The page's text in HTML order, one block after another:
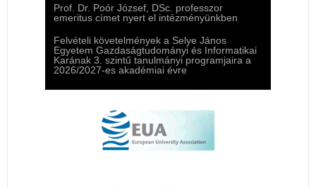
Prof. Dr. Poór József, DSc. professzor
emeritus címet nyert el intézményünkben
Felvételi követelmények a Selye János
Egyetem Gazdaságtudományi és Informatikai
Karának 3. szintű tanulmányi programjaira a
2026/2027-es akadémiai évre